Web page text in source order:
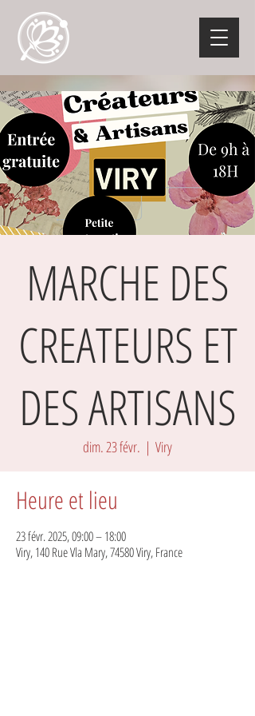
MARCHE DES
CREATEURS ET
DES ARTISANS
dim. 23 févr.
  |
Viry
Heure et lieu
23 févr. 2025, 09:00 – 18:00
Viry, 140 Rue Vla Mary, 74580 Viry, France